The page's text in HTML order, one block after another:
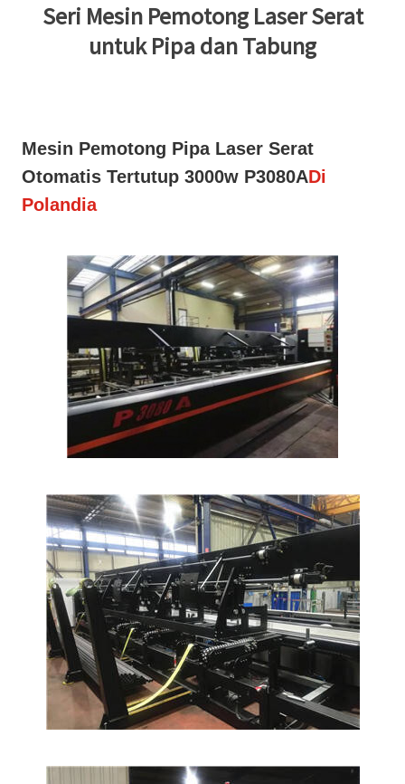
Seri Mesin Pemotong Laser Serat
untuk Pipa dan Tabung
Mesin Pemotong Pipa Laser Serat
Otomatis Tertutup 3000w P3080ADi
Polandia